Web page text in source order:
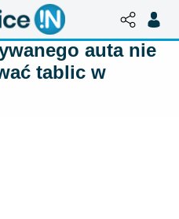
auta nie
tablic w